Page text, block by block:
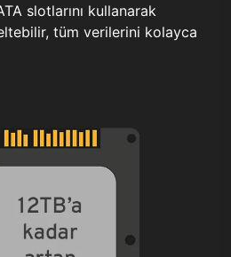
slotlarını kullanarak
tüm verilerini kolayca